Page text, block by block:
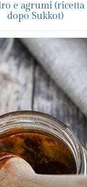
e agrumi (ricetta
dopo Sukkot)